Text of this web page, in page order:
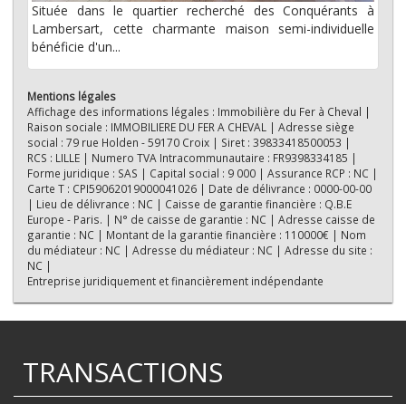
Située dans le quartier recherché des Conquérants à
Lambersart, cette charmante maison semi-individuelle
bénéficie d'un...
Mentions légales
Affichage des informations légales : Immobilière du Fer à Cheval |
Raison sociale : IMMOBILIERE DU FER A CHEVAL | Adresse siège
social : 79 rue Holden - 59170 Croix | Siret : 39833418500053 |
RCS : LILLE | Numero TVA Intracommunautaire : FR9398334185 |
Forme juridique : SAS | Capital social : 9 000 | Assurance RCP : NC |
Carte T : CPI59062019000041026 | Date de délivrance : 0000-00-00
| Lieu de délivrance : NC | Caisse de garantie financière : Q.B.E
Europe - Paris. | N° de caisse de garantie : NC | Adresse caisse de
garantie : NC | Montant de la garantie financière : 110000€ | Nom
du médiateur : NC | Adresse du médiateur : NC | Adresse du site :
NC |
Entreprise juridiquement et financièrement indépendante
TRANSACTIONS